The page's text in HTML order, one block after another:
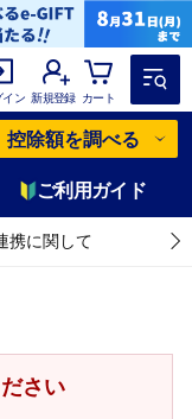
イン 新規登録 カート
控除額を調べる
ご利用ガイド
携に関して
さい